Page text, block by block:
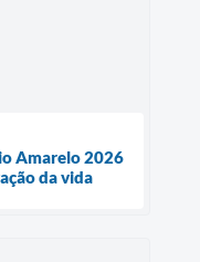
Amarelo 2026
da vida